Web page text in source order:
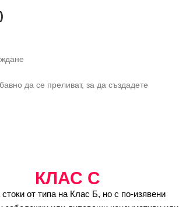
да се преливат, за да създадете
КЛАС C
стоки от типа на Клас Б, но с по-изявени